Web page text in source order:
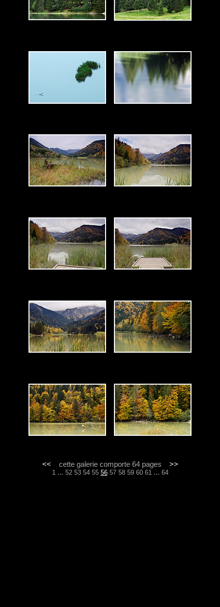
<< cette galerie comporte 64 pages >>
1 ... 52 53 54 55 56 57 58 59 60 61 ... 64